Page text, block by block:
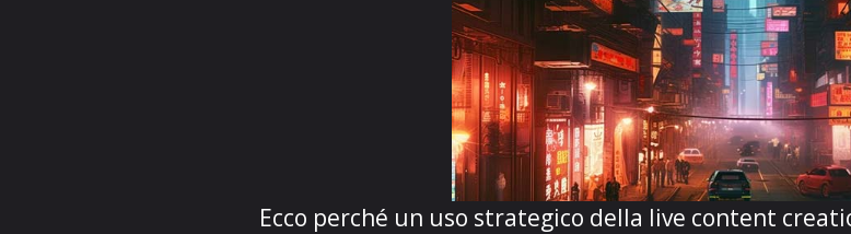
Ecco perché un uso strategico della live content